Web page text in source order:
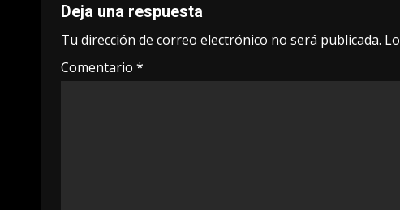
Deja una respuesta
Tu dirección de correo electrónico no será publicada.
Comentario *